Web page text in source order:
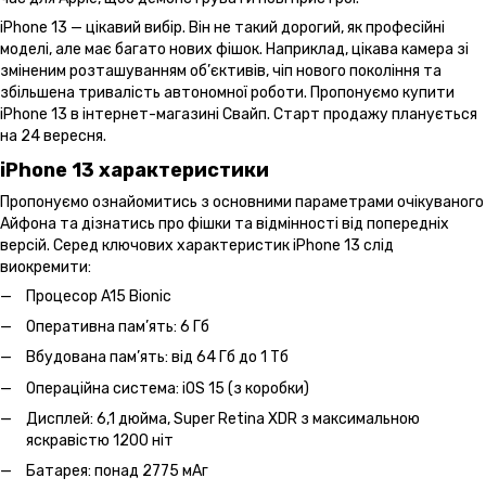
iPhone 13 — цікавий вибір. Він не такий дорогий, як професійні
моделі, але має багато нових фішок. Наприклад, цікава камера зі
зміненим розташуванням об’єктивів, чіп нового покоління та
збільшена тривалість автономної роботи. Пропонуємо купити
iPhone 13 в інтернет-магазині Свайп. Старт продажу планується
на 24 вересня.
iPhone 13 характеристики
Пропонуємо ознайомитись з основними параметрами очікуваного
Айфона та дізнатись про фішки та відмінності від попередніх
версій. Серед ключових характеристик iPhone 13 слід
виокремити:
Процесор A15 Bionic
Оперативна пам’ять: 6 Гб
Вбудована пам’ять: від 64 Гб до 1 Тб
Операційна система: iOS 15 (з коробки)
Дисплей: 6,1 дюйма, Super Retina XDR з максимальною
яскравістю 1200 ніт
Батарея: понад 2775 мАг